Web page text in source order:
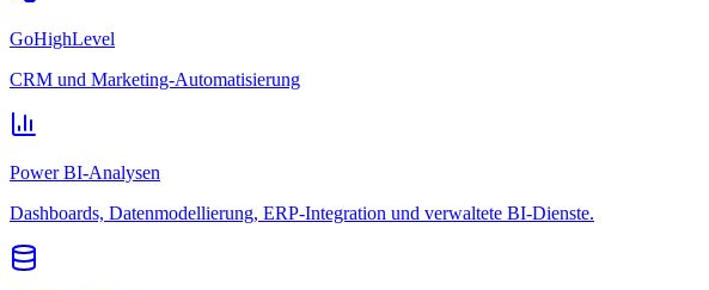
GoHighLevel
CRM und Marketing-Automatisierung
Power BI-Analysen
Dashboards, Datenmodellierung, ERP-Integration und verwaltete BI-Dienste.